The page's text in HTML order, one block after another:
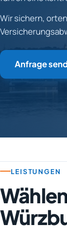
Wir sichern,
Anfrage
LEISTUNGEN